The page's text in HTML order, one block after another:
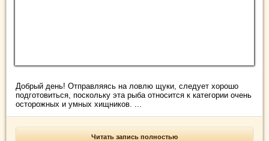
Добрый день! Отправляясь на ловлю щуки, следует хорошо
подготовиться, поскольку эта рыба относится к категории очень
осторожных и умных хищников. ...
Читать запись полностью